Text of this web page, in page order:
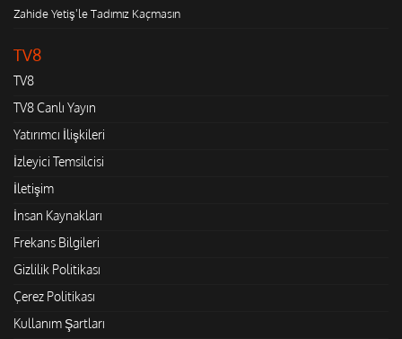
Zahide Yetiş'le Tadımız Kaçmasın
TV8
TV8
TV8 Canlı Yayın
Yatırımcı İlişkileri
İzleyici Temsilcisi
İletişim
İnsan Kaynakları
Frekans Bilgileri
Gizlilik Politikası
Çerez Politikası
Kullanım Şartları